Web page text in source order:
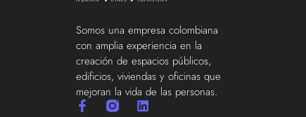
Somos una empresa colombiana
con amplia experiencia en la
creación de espacios públicos,
edificios, viviendas y oficinas que
mejoran la vida de las personas.